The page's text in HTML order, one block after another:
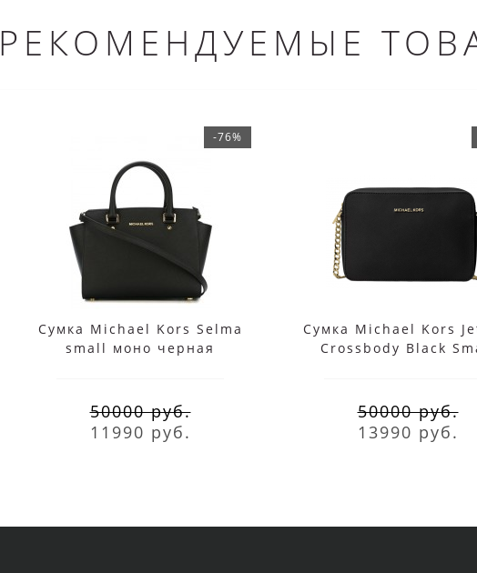
РЕКОМЕНДУЕМЫЕ
-76%
Сумка Michael Kors Selma
small моно черная
50000 руб.
11990 руб.
Сумка Michael Kors
Crossbody Black
50000 руб.
13990 руб.